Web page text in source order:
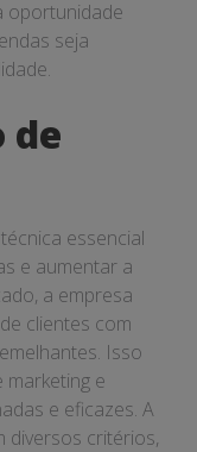
oportunidade
seja
de
essencial
e aumentar a
a empresa
clientes com
Isso
e
e eficazes. A
diversos critérios,